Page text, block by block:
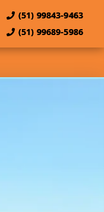
(51) 99843-9463
(51) 99689-5986